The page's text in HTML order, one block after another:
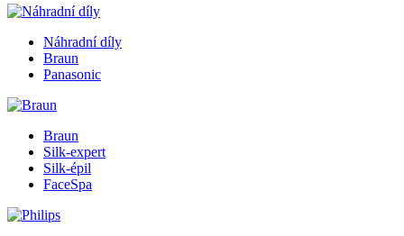
Náhradní díly
Braun
Panasonic
Braun
Silk-expert
Silk-épil
FaceSpa